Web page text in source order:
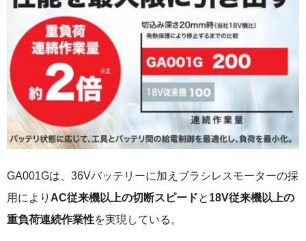
GA001Gは、36Vバッテリーに加えブラシレスモーターの採
用により AC従来機以上の切断スピードと 18V従来機以上の
重負荷連続作業性を実現している。